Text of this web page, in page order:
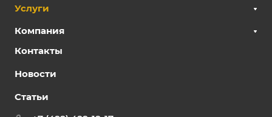
Услуги
Компания
Контакты
Новости
Статьи